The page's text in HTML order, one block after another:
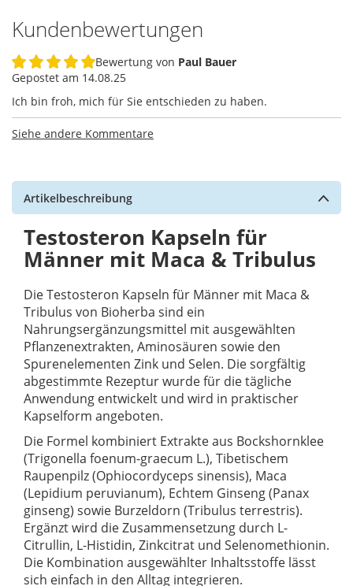
Kundenbewertungen
100%
Bewertung von Paul Bauer
Gepostet am 14.08.25
Ich bin froh, mich für Sie entschieden zu haben.
Siehe andere Kommentare
Artikelbeschreibung
Testosteron Kapseln für
Männer mit Maca & Tribulus
Die Testosteron Kapseln für Männer mit Maca &
Tribulus von Bioherba sind ein
Nahrungsergänzungsmittel mit ausgewählten
Pflanzenextrakten, Aminosäuren sowie den
Spurenelementen Zink und Selen. Die sorgfältig
abgestimmte Rezeptur wurde für die tägliche
Anwendung entwickelt und wird in praktischer
Kapselform angeboten.
Die Formel kombiniert Extrakte aus Bockshornklee
(Trigonella foenum-graecum L.), Tibetischem
Raupenpilz (Ophiocordyceps sinensis), Maca
(Lepidium peruvianum), Echtem Ginseng (Panax
ginseng) sowie Burzeldorn (Tribulus terrestris).
Ergänzt wird die Zusammensetzung durch L-
Citrullin, L-Histidin, Zinkcitrat und Selenomethionin.
Die Kombination ausgewählter Inhaltsstoffe lässt
sich einfach in den Alltag integrieren.